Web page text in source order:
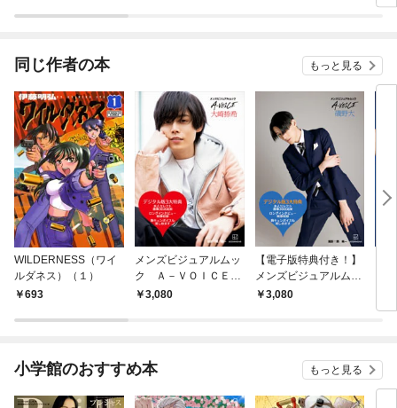
同じ作者の本 もっと見る
WILDERNESS（ワイ
ルダネス）（１）
693
メンズビジュアルムッ
ク Ａ－ＶＯＩＣＥ
大崎捺希
3,080
【電子版特典付き！】
メンズビジュアルムッ
ク Ａ－ＶＯＩＣＥ
3,080
設
小学館のおすすめ本 もっと見る